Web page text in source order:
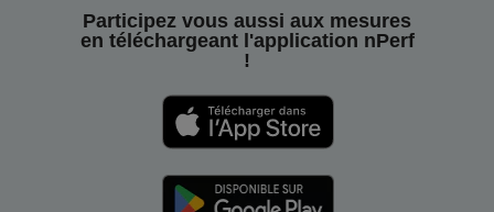
Participez vous aussi aux mesures
en téléchargeant l'application nPerf
!